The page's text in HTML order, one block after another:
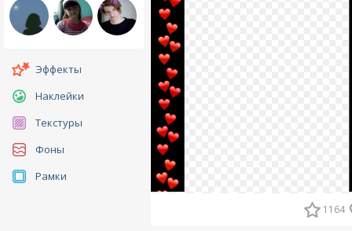
Эффекты
Наклейки
Текстуры
Фоны
Рамки
1164